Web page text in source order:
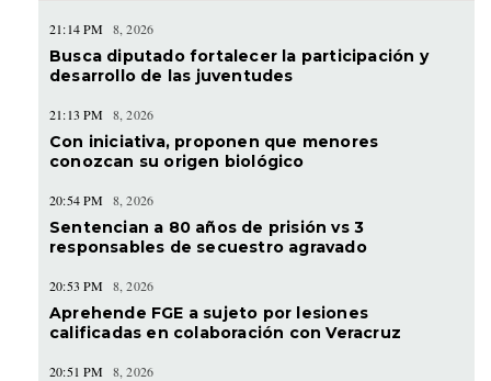
21:14 PM 8, 2026
Busca diputado fortalecer la participación y
desarrollo de las juventudes
21:13 PM 8, 2026
Con iniciativa, proponen que menores
conozcan su origen biológico
20:54 PM 8, 2026
Sentencian a 80 años de prisión vs 3
responsables de secuestro agravado
20:53 PM 8, 2026
Aprehende FGE a sujeto por lesiones
calificadas en colaboración con Veracruz
20:51 PM 8, 2026